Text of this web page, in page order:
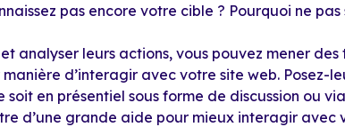
pas encore votre cible ? Pourquoi ne pas
analyser leurs actions, vous pouvez mener
d’interagir avec votre site web. Posez-
en présentiel sous forme de discussion ou
d’une grande aide pour mieux interagir avec